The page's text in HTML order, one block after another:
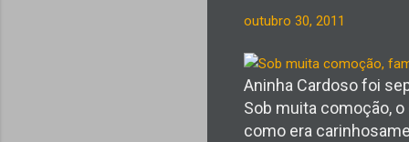
outubro 30, 2011
Aninha Cardoso foi
Sob muita comoção,
como era